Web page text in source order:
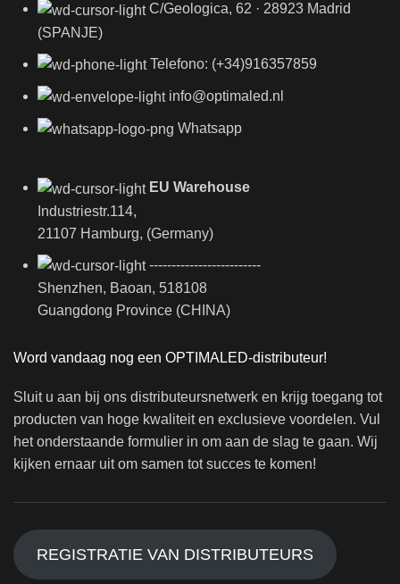
C/Geologica, 62 · 28923 Madrid
(SPANJE)
Telefono: (+34)916357859
info@optimaled.nl
Whatsapp
EU Warehouse
Industriestr.114,
21107 Hamburg, (Germany)
-------------------------
Shenzhen, Baoan, 518108
Guangdong Province (CHINA)
Word vandaag nog een OPTIMALED-distributeur!
Sluit u aan bij ons distributeursnetwerk en krijg toegang tot
producten van hoge kwaliteit en exclusieve voordelen. Vul
het onderstaande formulier in om aan de slag te gaan. Wij
kijken ernaar uit om samen tot succes te komen!
REGISTRATIE VAN DISTRIBUTEURS